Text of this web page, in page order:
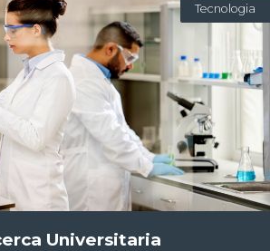
Tecnologia
Universitaria